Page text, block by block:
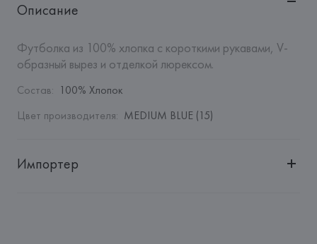
Описание
Футболка из 100% хлопка с короткими рукавами, V-
образный вырез и отделкой люрексом.
Состав: 100% Хлопок
Цвет производителя: MEDIUM BLUE (15)
Импортер